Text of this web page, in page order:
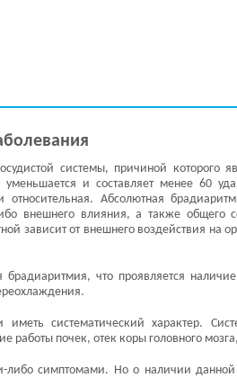
системы, причиной которого
и составляет менее 60
Абсолютная
внешнего влияния, а также общего
зависит от внешнего воздействия на
что проявляется
систематический характер.
работы почек, отек коры головного
либо симптомами. Но о наличии данной